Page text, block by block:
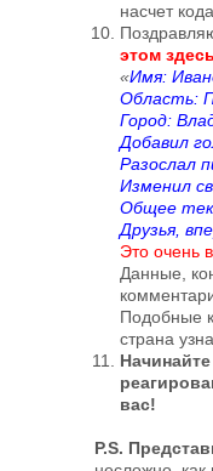
насчет
этом
«Имя:
Область:
Город:
Добавил
Разослал
Изменил
Общее
Друзья,
Это очень
Данные,
Подобные
страна
вас!
P.S.